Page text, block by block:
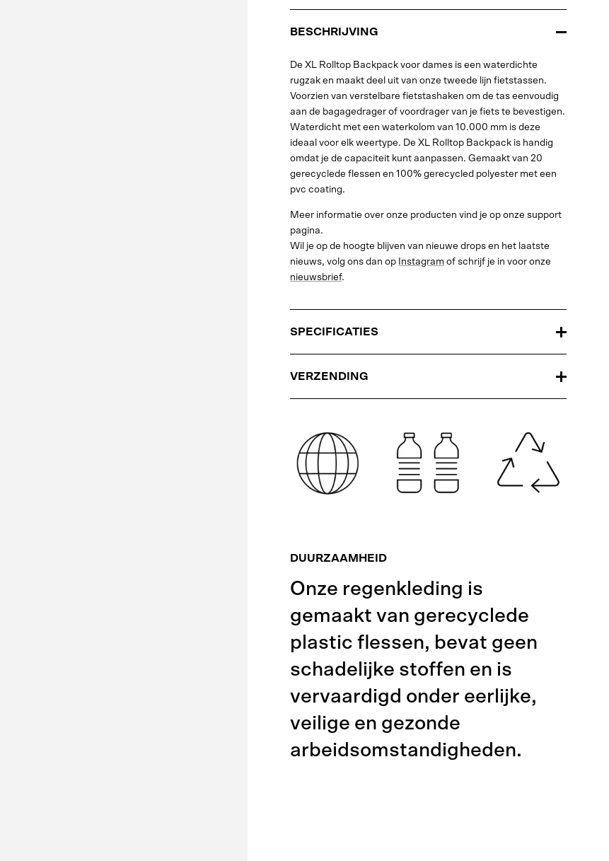
BESCHRIJVING
De XL Rolltop Backpack voor dames is een waterdichte
rugzak en maakt deel uit van onze tweede lijn fietstassen.
Voorzien van verstelbare fietstashaken om de tas eenvoudig
aan de bagagedrager of voordrager van je fiets te bevestigen.
Waterdicht met een waterkolom van 10.000 mm is deze
ideaal voor elk weertype. De XL Rolltop Backpack is handig
omdat je de capaciteit kunt aanpassen. Gemaakt van 20
gerecyclede flessen en 100% gerecycled polyester met een
pvc coating.
Meer informatie over onze producten vind je op onze support
pagina.
Wil je op de hoogte blijven van nieuwe drops en het laatste
nieuws, volg ons dan op Instagram of schrijf je in voor onze
nieuwsbrief.
SPECIFICATIES
VERZENDING
DUURZAAMHEID
Onze regenkleding is
gemaakt van gerecyclede
plastic flessen, bevat geen
schadelijke stoffen en is
vervaardigd onder eerlijke,
veilige en gezonde
arbeidsomstandigheden.